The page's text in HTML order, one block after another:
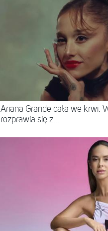
Ariana Grande cała we krwi.
rozprawia się z...